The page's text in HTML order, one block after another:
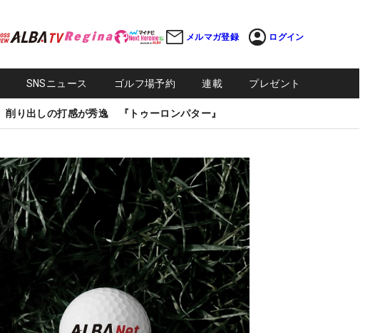
メルマガ登録 ログイン
SNSニュース ゴルフ場予約 連載 プレゼント
削り出しの打感が秀逸 『トゥーロンパター』